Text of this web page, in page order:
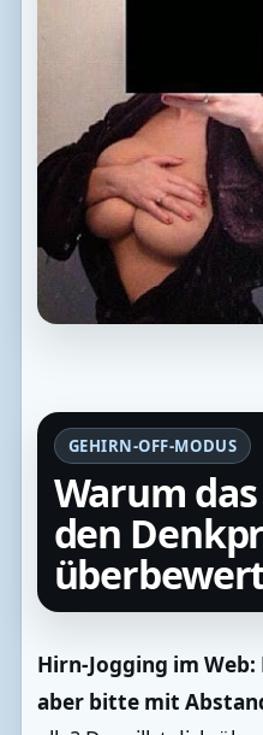
GEHIRN-OFF-MODUS
Warum
den
Hirn-Jogging im
aber bitte mit